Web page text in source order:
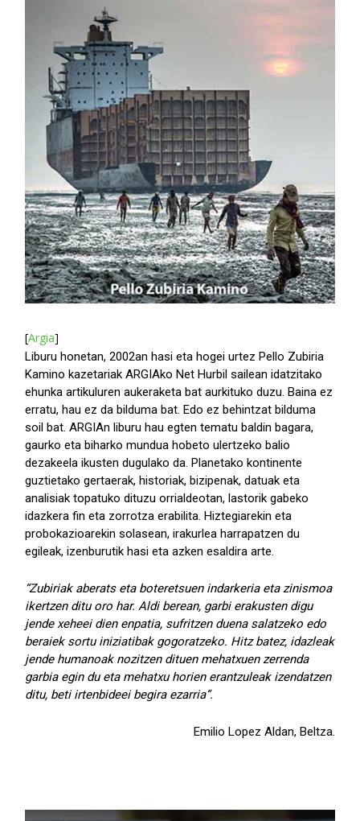
[Argia]
Liburu honetan, 2002an hasi eta hogei urtez Pello Zubiria
Kamino kazetariak ARGIAko Net Hurbil sailean idatzitako
ehunka artikuluren aukeraketa bat aurkituko duzu. Baina ez
erratu, hau ez da bilduma bat. Edo ez behintzat bilduma
soil bat. ARGIAn liburu hau egten tematu baldin bagara,
gaurko eta biharko mundua hobeto ulertzeko balio
dezakeela ikusten dugulako da. Planetako kontinente
guztietako gertaerak, historiak, bizipenak, datuak eta
analisiak topatuko dituzu orrialdeotan, lastorik gabeko
idazkera fin eta zorrotza erabilita. Hiztegiarekin eta
probokazioarekin solasean, irakurlea harrapatzen du
egileak, izenburutik hasi eta azken esaldira arte.
“Zubiriak aberats eta boteretsuen indarkeria eta zinismoa
ikertzen ditu oro har. Aldi berean, garbi erakusten digu
jende xeheei dien enpatia, sufritzen duena salatzeko edo
beraiek sortu iniziatibak gogoratzeko. Hitz batez, idazleak
jende humanoak nozitzen dituen mehatxuen zerrenda
garbia egin du eta mehatxu horien erantzuleak izendatzen
ditu, beti irtenbideei begira ezarria”.
Emilio Lopez Aldan, Beltza.